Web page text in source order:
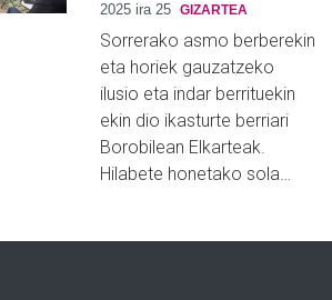
2025 ira 25 GIZARTEA
Sorrerako asmo berberekin
eta horiek gauzatzeko
ilusio eta indar berrituekin
ekin dio ikasturte berriari
Borobilean Elkarteak.
Hilabete honetako sola…